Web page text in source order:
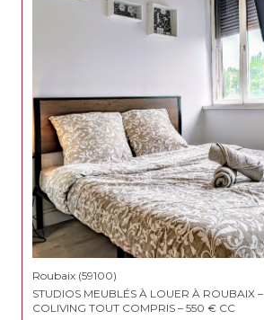
Roubaix (59100)
STUDIOS MEUBLÉS À LOUER À ROUBAIX –
COLIVING TOUT COMPRIS – 550 € CC